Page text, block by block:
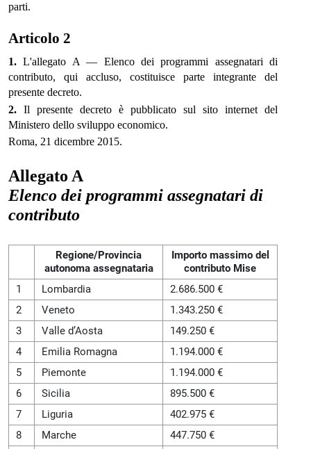
parti.
Articolo 2
1. L'allegato A — Elenco dei programmi assegnatari di
contributo, qui accluso, costituisce parte integrante del
presente decreto.
2. Il presente decreto è pubblicato sul sito internet del
Ministero dello sviluppo economico.
Roma, 21 dicembre 2015.
Allegato A
Elenco dei programmi assegnatari di
contributo
Regione/Provincia
autonoma assegnataria
Importo massimo del
contributo Mise
1
Lombardia
2.686.500 €
2
Veneto
1.343.250 €
3
Valle d’Aosta
149.250 €
4
Emilia Romagna
1.194.000 €
5
Piemonte
1.194.000 €
6
Sicilia
895.500 €
7
Liguria
402.975 €
8
Marche
447.750 €